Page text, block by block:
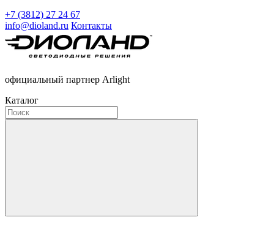
+7 (3812) 27 24 67
info@dioland.ru Контакты
официальный партнер Arlight
Каталог